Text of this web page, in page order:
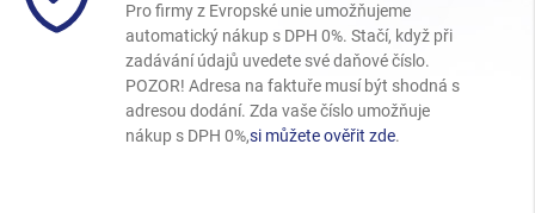
Pro firmy z Evropské unie umožňujeme
automatický nákup s DPH 0%. Stačí, když při
zadávání údajů uvedete své daňové číslo.
POZOR! Adresa na faktuře musí být shodná s
adresou dodání. Zda vaše číslo umožňuje
nákup s DPH 0%,si můžete ověřit zde.